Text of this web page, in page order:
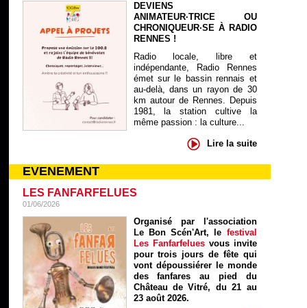
DEVIENS
ANIMATEUR·TRICE OU
CHRONIQUEUR·SE À RADIO
RENNES !
Radio locale, libre et
indépendante, Radio Rennes
émet sur le bassin rennais et
au-delà, dans un rayon de 30
km autour de Rennes. Depuis
1981, la station cultive la
même passion : la culture...
Lire la suite
EVENEMENT
LES FANFARFELUES
01/06/2026
Organisé par l'association
Le Bon Scén'Art, le festival
Les Fanfarfelues vous invite
pour trois jours de fête qui
vont dépoussiérer le monde
des fanfares au pied du
Château de Vitré, du 21 au
23 août 2026.